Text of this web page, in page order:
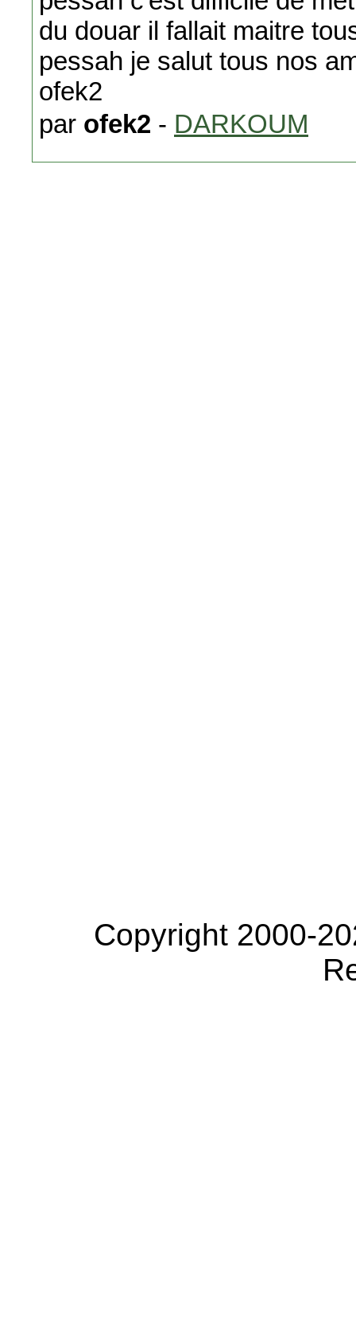
du douar il fallait maitre
pessah je salut tous nos
ofek2
par ofek2 - DARKOUM
Copyright 2000-